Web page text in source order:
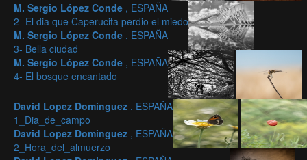
M. Sergio López Conde , ESPAÑA
2- El dia que Caperucita perdio el miedo
M. Sergio López Conde , ESPAÑA
3- Bella ciudad
M. Sergio López Conde , ESPAÑA
4- El bosque encantado
David Lopez Dominguez , ESPAÑA
1_Dia_de_campo
David Lopez Dominguez , ESPAÑA
2_Hora_del_almuerzo